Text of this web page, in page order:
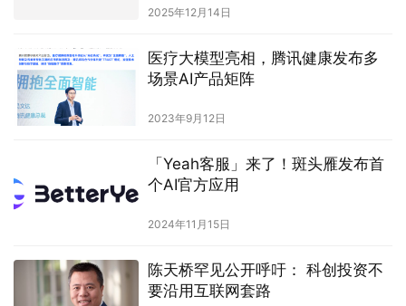
2025年12月14日
医疗大模型亮相，腾讯健康发布多
场景AI产品矩阵
2023年9月12日
「Yeah客服」来了！斑头雁发布首
个AI官方应用
2024年11月15日
陈天桥罕见公开呼吁： 科创投资不
要沿用互联网套路